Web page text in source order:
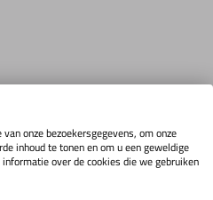
onze bezoekersgegevens, om onze
inhoud te tonen en om u een geweldige
over de cookies die we gebruiken